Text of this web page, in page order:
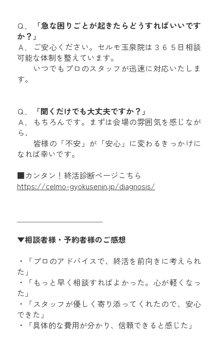
Ｑ．
「急な困りごとが起きたらどうすればいいです
か？」
Ａ．ご安心ください。セルモ玉泉院は３６５日相談
可能な体制を整えています。
いつでもプロのスタッフが迅速に対応いたしま
す。
Ｑ．
「聞くだけでも大丈夫ですか？」
Ａ．もちろんです。まずは会場の雰囲気を感じなが
ら、
皆様の「不安」が「安心」に変わるきっかけに
なれば幸いです。
■カンタン！終活診断ページこちら
https://celmo-gyokusenin.jp/diagnosis/
▼相談者様・予約者様のご感想
・「プロのアドバイスで、終活を前向きに考えられ
た」
・「もっと早く相談すればよかった。心が軽くなっ
た」
・「スタッフが優しく寄り添ってくれたので、安心
できた」
・「具体的な費用が分かり、信頼できると感じた」